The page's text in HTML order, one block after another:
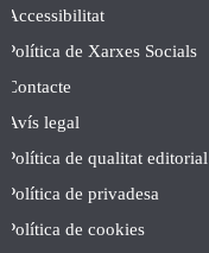
Accessibilitat
Política de Xarxes Socials
Contacte
Avís legal
Política de qualitat editorial
Política de privadesa
Política de cookies